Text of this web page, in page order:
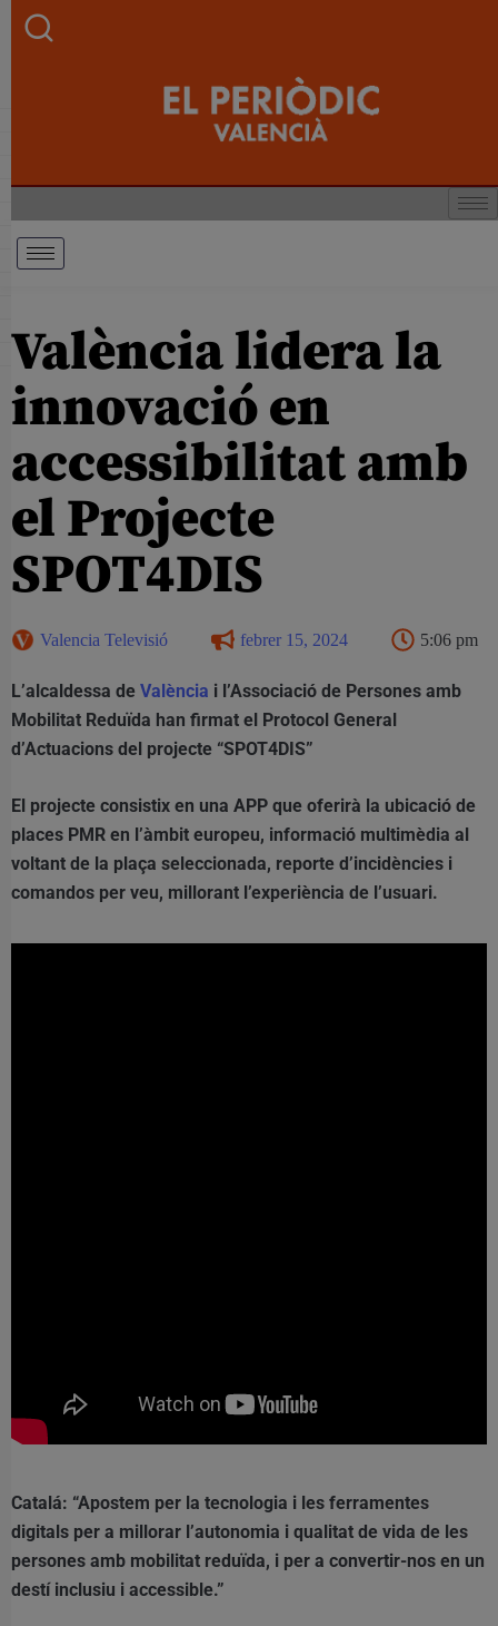
València lidera la
innovació en
accessibilitat amb
el Projecte
SPOT4DIS
Valencia Televisió febrer 15, 2024 5:06 pm
L’alcaldessa de València i l’Associació de Persones amb
Mobilitat Reduïda han firmat el Protocol General
d’Actuacions del projecte “SPOT4DIS”
El projecte consistix en una APP que oferirà la ubicació de
places PMR en l’àmbit europeu, informació multimèdia al
voltant de la plaça seleccionada, reporte d’incidències i
comandos per veu, millorant l’experiència de l’usuari.
Catalá: “Apostem per la tecnologia i les ferramentes
digitals per a millorar l’autonomia i qualitat de vida de les
persones amb mobilitat reduïda, i per a convertir-nos en un
destí inclusiu i accessible.”